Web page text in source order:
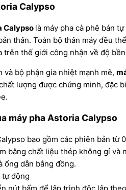
Calypso
Calypso là máy pha cà phê bán
thân. Toàn bộ thân máy đều
trên thế giới công nhận về độ
và bộ phận gia nhiệt mạnh mẽ,
lượng được chứng minh, đặc
máy pha Astoria Calypso
bao gồm các phiên bản từ
bằng chất liệu thép không gỉ và
ống dẫn bằng đồng.
tự động